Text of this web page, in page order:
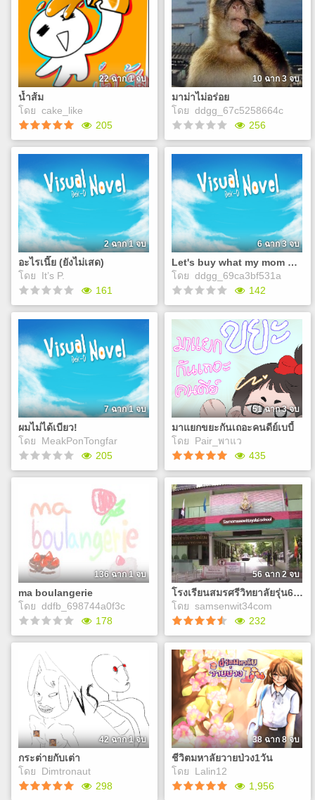
แอนโซเนีย เมดรับใช้ (
เมดลอบฆ่า ) คือเพื่อนของคุณ
แต่เธอดูอ๊องจนไม่มีใครคิดว่า
เธอทำอาชีพนี้จริง ๆ
Play
เรื่องราวของน้ำส้มเด็ก
หนุ่มที่ดันไปตกหลุกรักเด็กใหม่
ที่พึ่งย้านมา
Play
น้ำส้ม
โดย cake_like
22 ฉาก 1 จบ
205
เรื่องราวของน้ำส้ม เด็ก
หนุ่มมัธยมต้นธรรมดาๆคน
หนึ่ง จนมีอยู่มาวันหนึ่งที่เขา
ก็ได้สัมผัสกับคำว่าความรักเป็น
ครั้งเเรก
Play
มาม่าไม่อร่อย
โดย ddgg_67c5258664c
10 ฉาก 3 จบ
256
เอ๋ คุณเป็นคนหัวล้านก้าก
Play
อะไรเนี๊ย (ยังไม่เสด)
โดย
It’s P.
2 ฉาก 1 จบ
161
ขี้เกียจเขียนเรื่องย่อง่ะเตง
จุ๊บุจุ๊บุ เอาเป็นว่าไปเล่นกันเลย
เกมปั่นๆ (จักรยาน)
Let's buy what my mom want
โดย ddgg_69ca3bf531a
6 ฉาก 3 จบ
142
Let's buy what my mom
want
เมื่อเด็กน้อยต้องไปซื้อของ
ในจำนวนเงินที่จำกัดให้แม่
เขาจะทำอย่างไรกันนะ
Play
ผมไม่ได้เบียว!
โดย
MeakPonTongfar
7 ฉาก 1 จบ
205
ถ้าผมไม่เบียว เอ้ย! ถ้าผม
ไม่มีจินตนาการเริศลือเกินไป
เรื่องราววุ่นวายก็คงไม่เกิด
ขึนนน!!!!
Play
มาแยกขยะกันเถอะคนดีย์เบบี้
โดย
Pair_พาแว
51 ฉาก 3 จบ
435
มาแยกขยะกันเถอะคนดีย์เบบี้
พี่จะมาสอนต้องแยกขยะ
แบบดับเบิ้ล มั้ฟมั้ฟ คนดีย์ . . .
เรื่องราวของเด็กสาวที่ตกหลุม
รักกับเซ็มไป รุ่นพี่สุดหล่อ มา
เอาใจช่วยให้เซ็มไปรับรักเท
อกันเถอะ! *เนื้อเรื่องยังไม่เสร็จ
สมบูรณ์* (งานนี้เป็นส่วนหนึ่ง
ของงานวิชาชุมนุม คนสวยคน
หล่อมาเล่นกันเยอะๆน้า)
Play
ma boulangerie
โดย ddfb_698744a0f3c
136 ฉาก 1 จบ
178
ma boulangerie
Each day, Mirin, the
owner of a small bakery,
faces countless customers
the kind ones, the curious
ones, and the undeniably
strange. She welcomes
them all, enduring every
smile and every odd
request, knowing that at the
end of the day, she will
Play
โรงเรียนสมรศรีวิทยาลัยรุ่น67 (งานโรงเรียนค่ะพี่ ไม่ต้องเล่น)
โดย samsenwit34com
56 ฉาก 2 จบ
232
โรงเรียนสมรศรีวิทยาลัยรุ่น67
(งานโรงเรียนค่ะพี่ ไม่ต้องเล่น)
อย่าสอบตก
Play
กระต่ายกับเต่า
โดย
Dimtronaut
42 ฉาก 1 จบ
298
ชีวิตมหาลัยวายป่วง1วัน
โดย
Lalin12
38 ฉาก 8 จบ
1,956